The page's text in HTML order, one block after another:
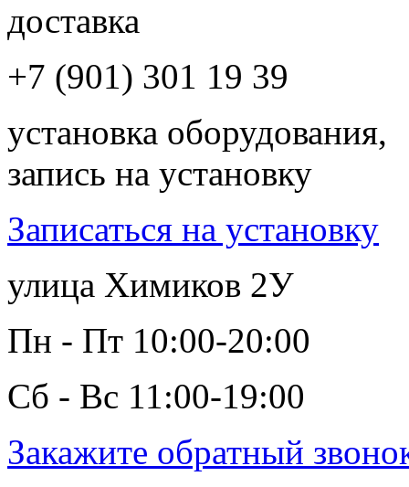
доставка
+7 (901) 301 19 39
установка оборудования,
запись на установку
Записаться на установку
улица Химиков 2У
Пн - Пт 10:00-20:00
Сб - Вс 11:00-19:00
Закажите обратный